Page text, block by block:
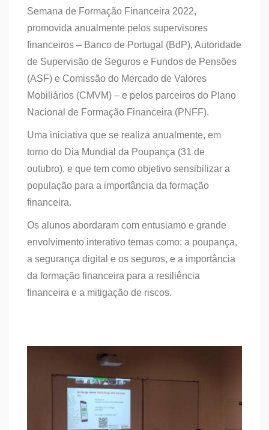
Semana de Formação Financeira 2022,
promovida anualmente pelos supervisores
financeiros – Banco de Portugal (BdP), Autoridade
de Supervisão de Seguros e Fundos de Pensões
(ASF) e Comissão do Mercado de Valores
Mobiliários (CMVM) – e pelos parceiros do Plano
Nacional de Formação Financeira (PNFF).
Uma iniciativa que se realiza anualmente, em
torno do Dia Mundial da Poupança (31 de
outubro), e que tem como objetivo sensibilizar a
população para a importância da formação
financeira.
Os alunos abordaram com entusiamo e grande
envolvimento interativo temas como: a poupança,
a segurança digital e os seguros, e a importância
da formação financeira para a resiliência
financeira e a mitigação de riscos.